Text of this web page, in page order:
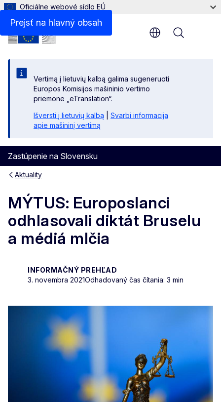
Prejsť na hlavný obsah
Oficiálne webové sídlo EÚ
Vertimą į lietuvių kalbą galima sugeneruoti
Europos Komisijos mašininio vertimo
priemone „eTranslation“.
Išversti į lietuvių kalbą
Svarbi informacija
apie mašininį vertimą
Zastúpenie na Slovensku
Menu
Aktuality
MÝTUS: Europoslanci
odhlasovali diktát Bruselu
a médiá mlčia
INFORMAČNÝ PREHĽAD
3. novembra 2021Odhadovaný čas čítania: 3 min